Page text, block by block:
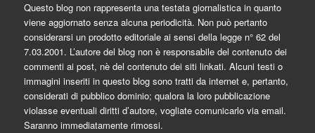
Questo blog non rappresenta una testata giornalistica in quanto
viene aggiornato senza alcuna periodicità. Non può pertanto
considerarsi un prodotto editoriale ai sensi della legge n° 62 del
7.03.2001. L’autore del blog non è responsabile del contenuto dei
commenti ai post, nè del contenuto dei siti linkati. Alcuni testi o
immagini inseriti in questo blog sono tratti da internet e, pertanto,
considerati di pubblico dominio; qualora la loro pubblicazione
violasse eventuali diritti d’autore, vogliate comunicarlo via email.
Saranno immediatamente rimossi.